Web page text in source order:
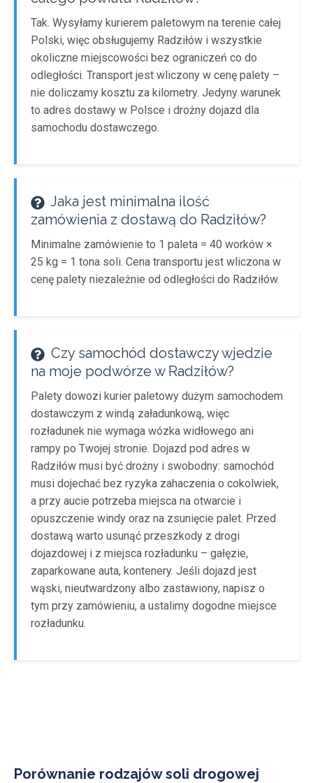
Tak. Wysyłamy kurierem paletowym na terenie całej
Polski, więc obsługujemy Radziłów i wszystkie
okoliczne miejscowości bez ograniczeń co do
odległości. Transport jest wliczony w cenę palety –
nie doliczamy kosztu za kilometry. Jedyny warunek
to adres dostawy w Polsce i drożny dojazd dla
samochodu dostawczego.
Jaka jest minimalna ilość
zamówienia z dostawą do Radziłów?
Minimalne zamówienie to 1 paleta = 40 worków ×
25 kg = 1 tona soli. Cena transportu jest wliczona w
cenę palety niezależnie od odległości do Radziłów.
Czy samochód dostawczy wjedzie
na moje podwórze w Radziłów?
Palety dowozi kurier paletowy dużym samochodem
dostawczym z windą załadunkową, więc
rozładunek nie wymaga wózka widłowego ani
rampy po Twojej stronie. Dojazd pod adres w
Radziłów musi być drożny i swobodny: samochód
musi dojechać bez ryzyka zahaczenia o cokolwiek,
a przy aucie potrzeba miejsca na otwarcie i
opuszczenie windy oraz na zsunięcie palet. Przed
dostawą warto usunąć przeszkody z drogi
dojazdowej i z miejsca rozładunku – gałęzie,
zaparkowane auta, kontenery. Jeśli dojazd jest
wąski, nieutwardzony albo zastawiony, napisz o
tym przy zamówieniu, a ustalimy dogodne miejsce
rozładunku.
Porównanie rodzajów soli drogowej